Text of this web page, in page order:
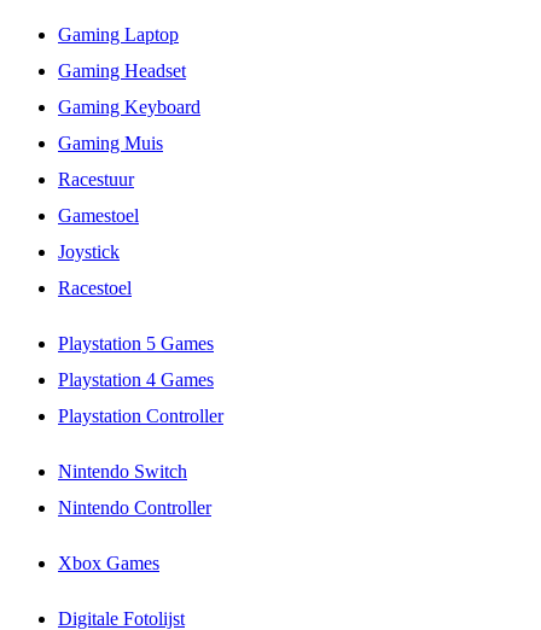
Gaming Laptop
Gaming Headset
Gaming Keyboard
Gaming Muis
Racestuur
Gamestoel
Joystick
Racestoel
Playstation 5 Games
Playstation 4 Games
Playstation Controller
Nintendo Switch
Nintendo Controller
Xbox Games
Digitale Fotolijst